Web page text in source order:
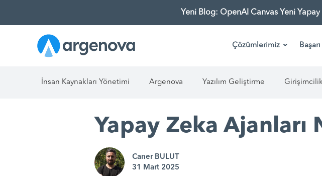
Yeni Blog: OpenAI Canvas Yeni Yapay
Çözümlerimiz
İnsan Kaynakları Yönetimi Argenova Yazılım Geliştirme
Yapay Zeka Ajanları
Caner BULUT
31 Mart 2025